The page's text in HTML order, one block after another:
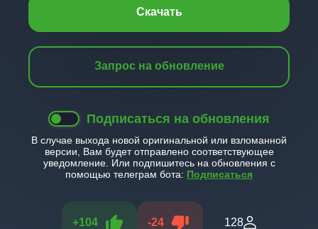
Скачать
Запрос на обновление
Подписаться на обновления
В случае выхода новой оригинальной или взломанной
версии, Вам будет отправлено соответствующее
уведомление. Или подпишитесь на обновления с
помощью телеграм бота: Подписаться
+104 -24 128